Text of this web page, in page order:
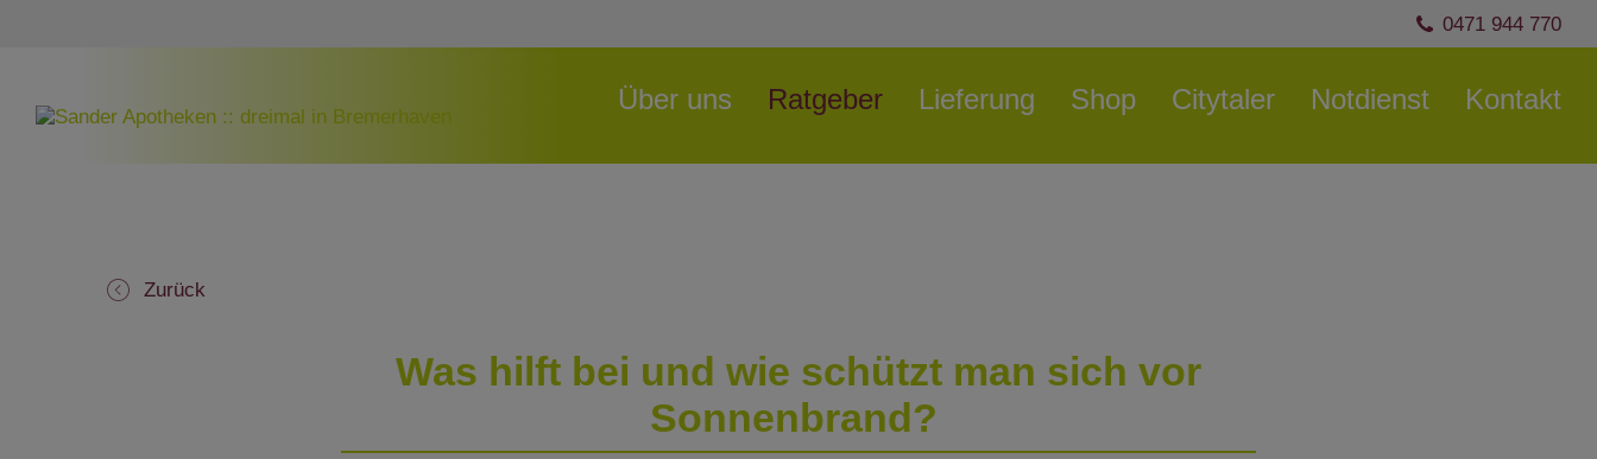
0471 944 770
Navigation
überspringen
Über uns Ratgeber Lieferung Shop Citytaler Notdienst Kontakt
Zurück
Was hilft bei und wie schützt man sich vor
Sonnenbrand?